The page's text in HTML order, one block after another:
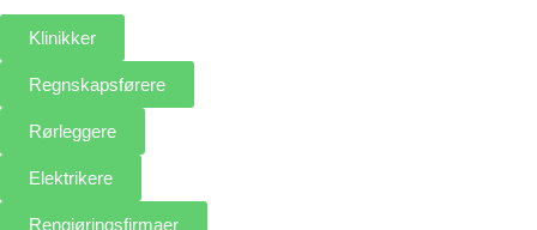
Klinikker
Regnskapsførere
Rørleggere
Elektrikere
Rengjøringsfirmaer